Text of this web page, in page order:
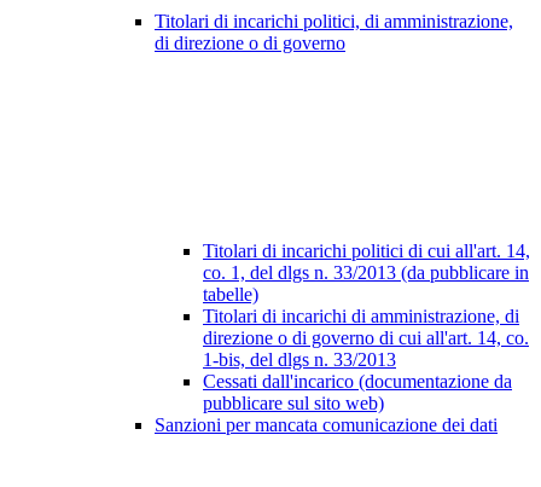
Titolari di incarichi politici, di amministrazione,
di direzione o di governo
Titolari di incarichi politici di cui all'art. 14,
co. 1, del dlgs n. 33/2013 (da pubblicare in
tabelle)
Titolari di incarichi di amministrazione, di
direzione o di governo di cui all'art. 14, co.
1-bis, del dlgs n. 33/2013
Cessati dall'incarico (documentazione da
pubblicare sul sito web)
Sanzioni per mancata comunicazione dei dati